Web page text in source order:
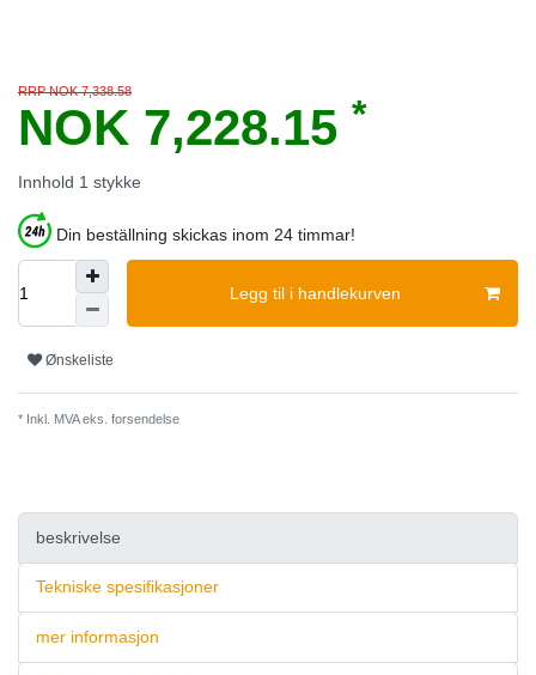
RRP NOK 7,338.58
NOK 7,228.15 *
Innhold 1 stykke
Din beställning skickas inom 24 timmar!
Legg til i handlekurven
Ønskeliste
* Inkl. MVA eks. forsendelse
beskrivelse
Tekniske spesifikasjoner
mer informasjon